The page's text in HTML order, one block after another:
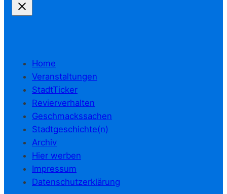
Home
Veranstaltungen
StadtTicker
Revierverhalten
Geschmackssachen
Stadtgeschichte(n)
Archiv
Hier werben
Impressum
Datenschutzerklärung